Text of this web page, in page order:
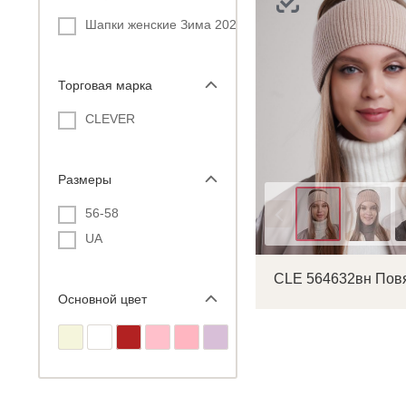
Шапки женские Зима 2026
Торговая марка
CLEVER
Размеры
56-58
UA
Основной цвет
CLE 564632вн